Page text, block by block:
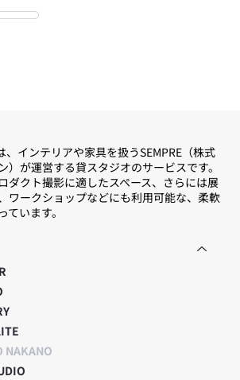
、インテリアや家具を扱うSEMPRE（株式
）が運営する貸スタジオのサービスです。
ダクト撮影に適したスペース、さらには展
ワークショップなどにも利用可能な、柔軟
います。
NAKANO